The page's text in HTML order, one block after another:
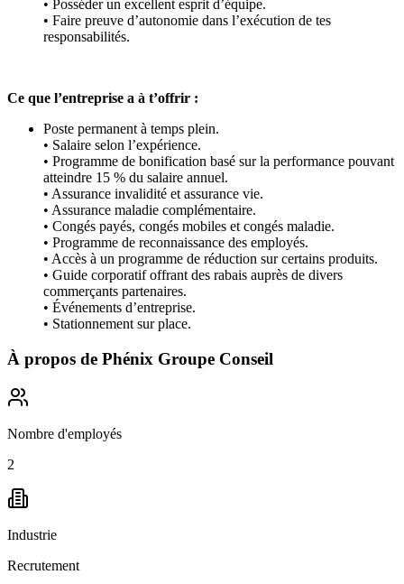
• Posséder un excellent esprit d’équipe.
• Faire preuve d’autonomie dans l’exécution de tes
responsabilités.
Ce que l’entreprise a à t’offrir :
Poste permanent à temps plein.
• Salaire selon l’expérience.
• Programme de bonification basé sur la performance pouvant
atteindre 15 % du salaire annuel.
• Assurance invalidité et assurance vie.
• Assurance maladie complémentaire.
• Congés payés, congés mobiles et congés maladie.
• Programme de reconnaissance des employés.
• Accès à un programme de réduction sur certains produits.
• Guide corporatif offrant des rabais auprès de divers
commerçants partenaires.
• Événements d’entreprise.
• Stationnement sur place.
À propos de Phénix Groupe Conseil
Nombre d'employés
2
Industrie
Recrutement